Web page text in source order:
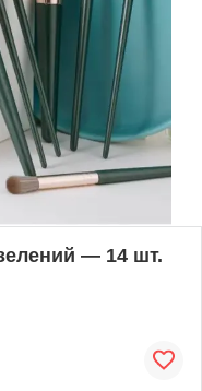
— 14 шт.